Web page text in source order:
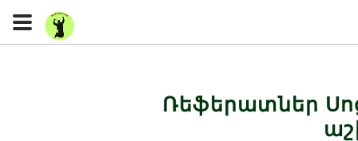
Ռեֆերատներ